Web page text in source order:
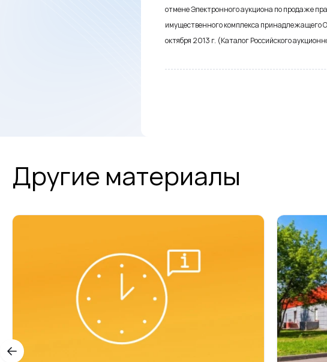
отменеЭлектронного аукциона по продаже
имущественного комплекса принадлежащего
октября 2013 г. (Каталог Российского
Другие материалы